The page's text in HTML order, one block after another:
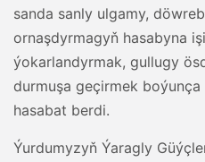
sanda sanly ulgamy,
ornaşdyrmagyň hasabyna
ýokarlandyrmak, gullugy
durmuşa geçirmek
hasabat berdi.
Ýurdumyzyň Ýaragly